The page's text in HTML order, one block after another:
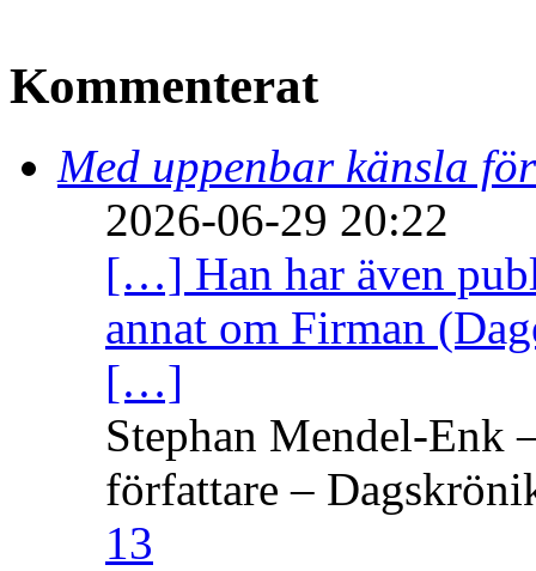
Kommenterat
Med uppenbar känsla
2026-06-29 20:22
[…] Han har även
annat om Firman
[…]
Stephan Mendel-Enk
författare –
13